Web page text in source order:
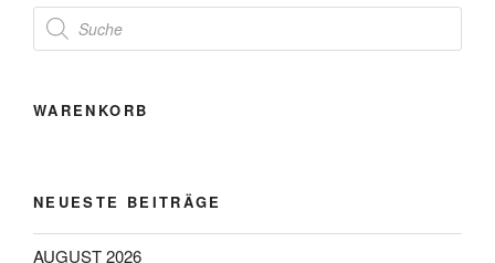
Products
search
WARENKORB
NEUESTE BEITRÄGE
AUGUST 2026